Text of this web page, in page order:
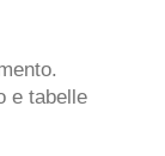
e tabelle